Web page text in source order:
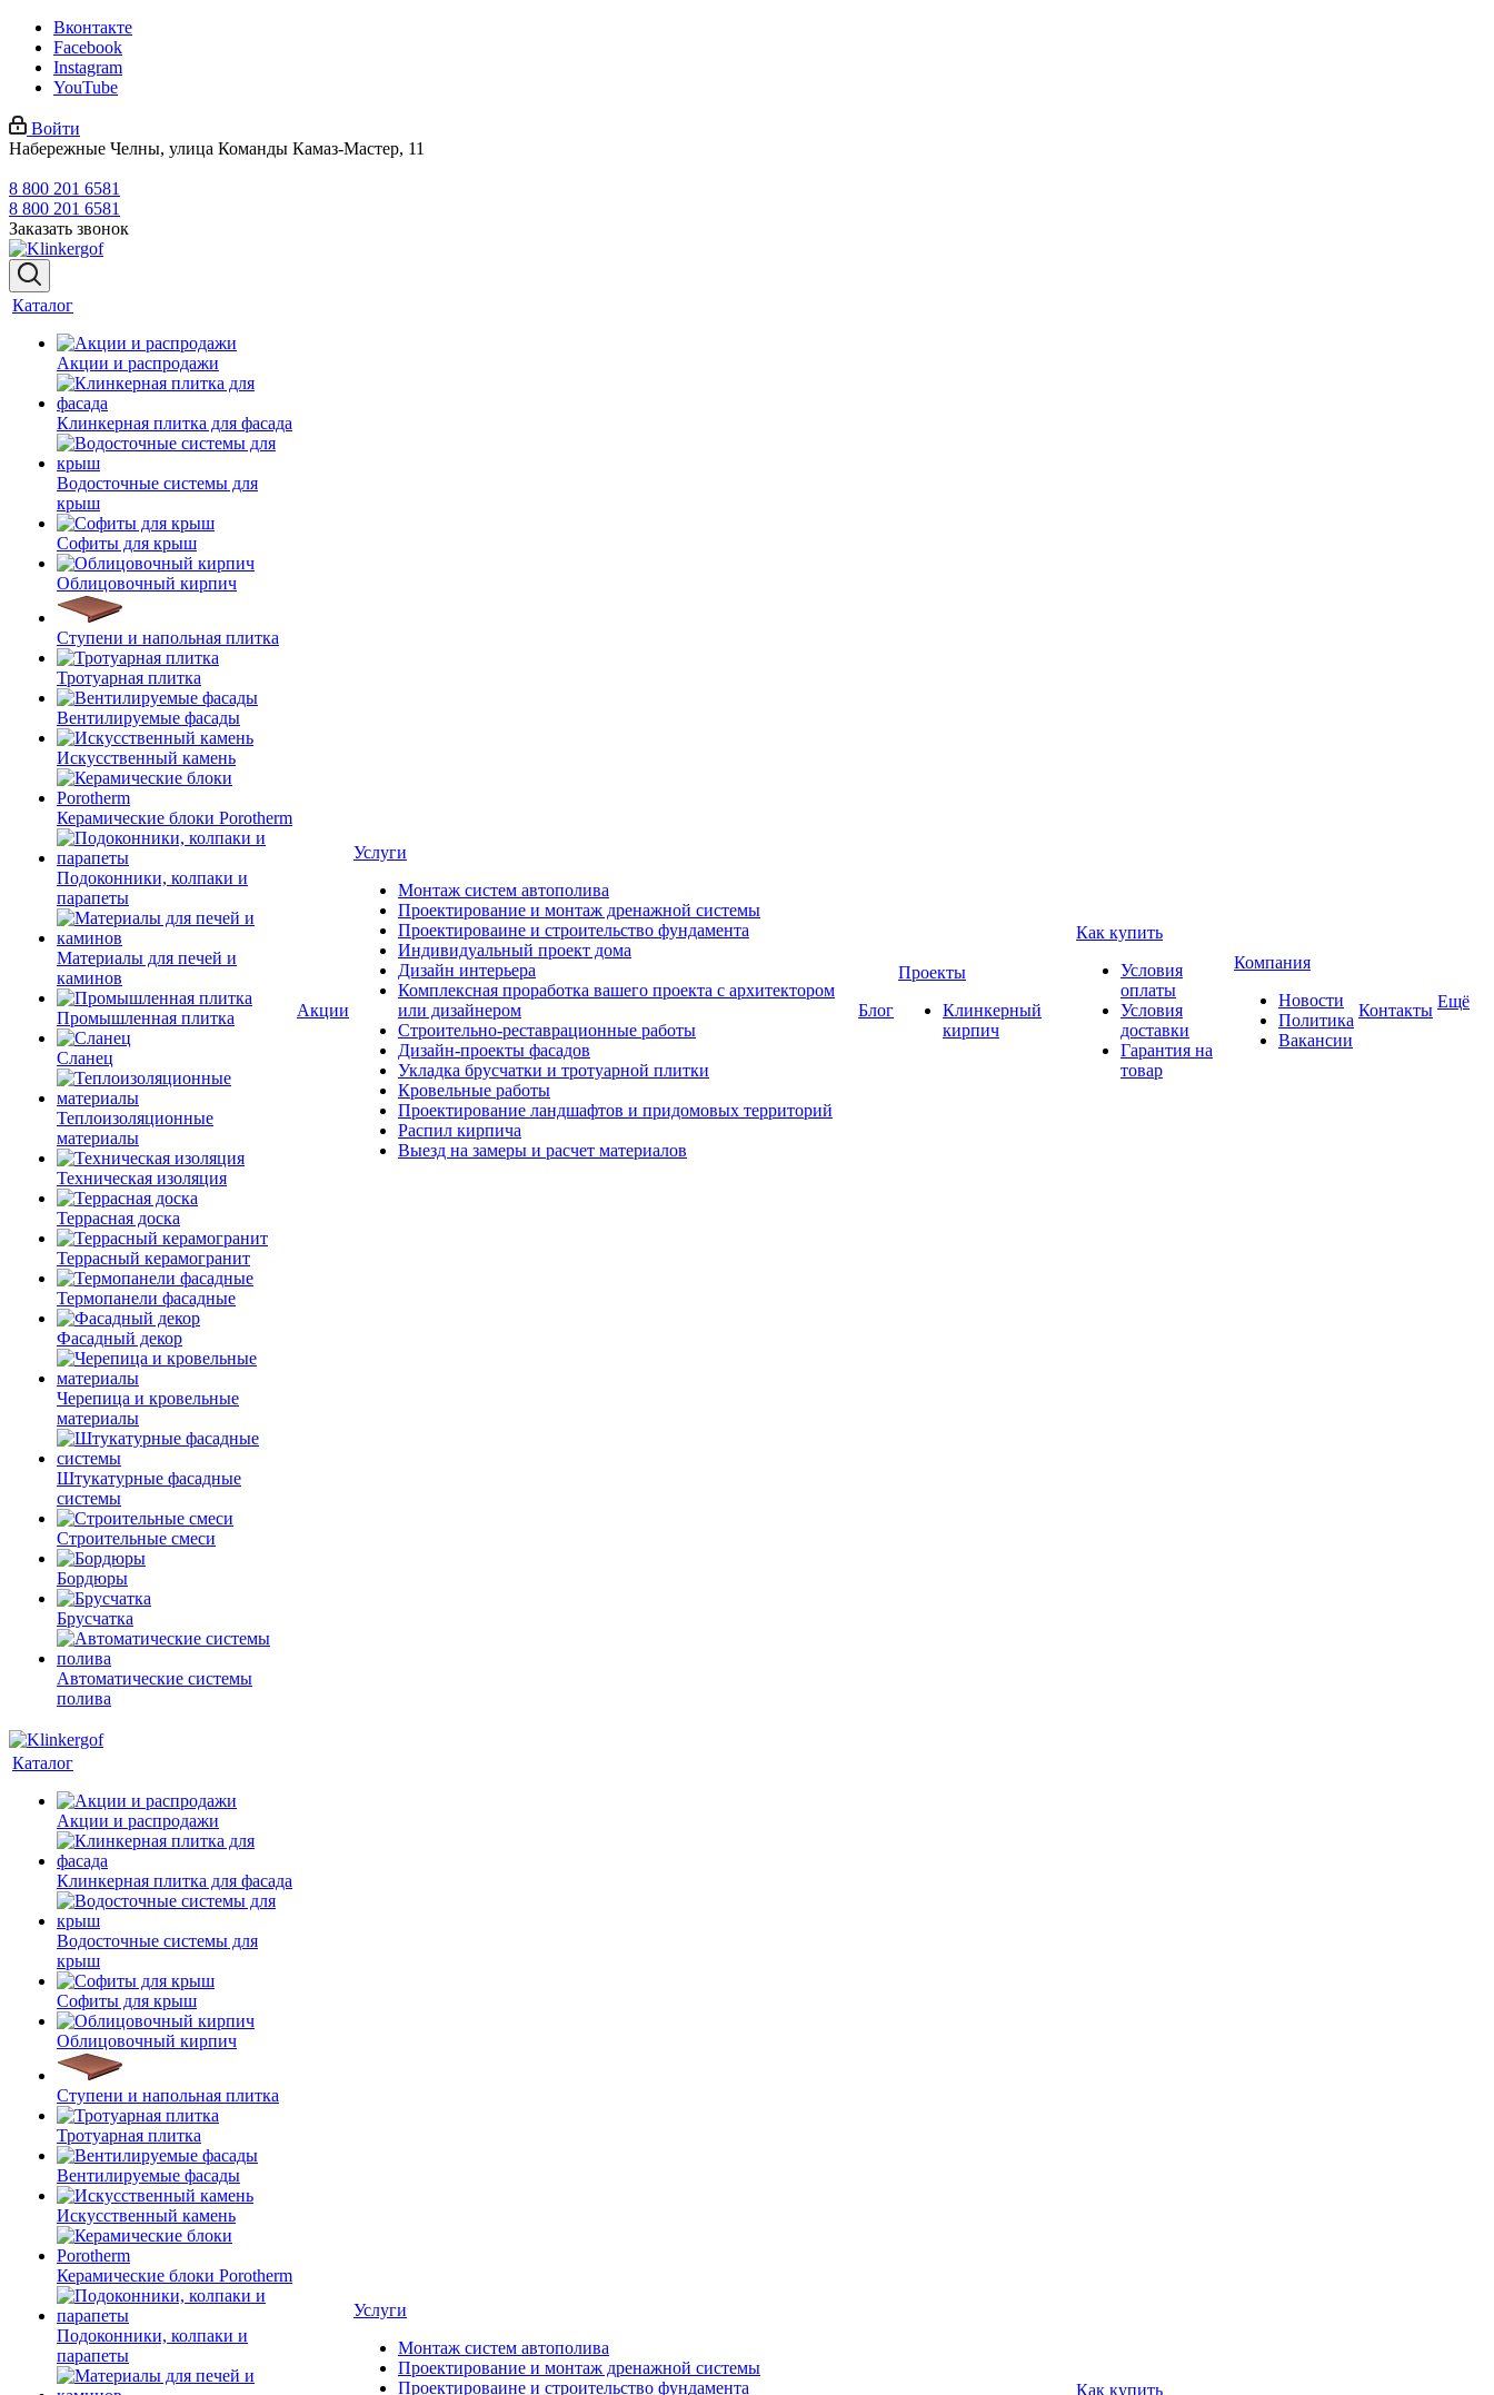
Вконтакте
Facebook
Instagram
YouTube
Войти
Набережные Челны, улица Команды Камаз-Мастер, 11
8 800 201 6581
8 800 201 6581
Заказать звонок
Каталог
Акции и распродажи
Клинкерная плитка для фасада
Водосточные системы для
крыш
Софиты для крыш
Облицовочный кирпич
Ступени и напольная плитка
Тротуарная плитка
Вентилируемые фасады
Искусственный камень
Керамические блоки Porotherm
Подоконники, колпаки и
парапеты
Материалы для печей и
каминов
Промышленная плитка
Сланец
Теплоизоляционные
материалы
Техническая изоляция
Террасная доска
Террасный керамогранит
Термопанели фасадные
Фасадный декор
Черепица и кровельные
материалы
Штукатурные фасадные
системы
Строительные смеси
Бордюры
Брусчатка
Автоматические системы
полива
Акции
Услуги
Монтаж систем автополива
Проектирование и монтаж дренажной системы
Проектироваине и строительство фундамента
Индивидуальный проект дома
Дизайн интерьера
Комплексная проработка вашего проекта с архитектором
или дизайнером
Строительно-реставрационные работы
Дизайн-проекты фасадов
Укладка брусчатки и тротуарной плитки
Кровельные работы
Проектирование ландшафтов и придомовых территорий
Распил кирпича
Выезд на замеры и расчет материалов
Блог
Проекты
Клинкерный
кирпич
Как купить
Условия
оплаты
Условия
доставки
Гарантия на
товар
Компания
Новости
Политика
Вакансии
Контакты Ещё
Каталог
Акции и распродажи
Клинкерная плитка для фасада
Водосточные системы для
крыш
Софиты для крыш
Облицовочный кирпич
Ступени и напольная плитка
Тротуарная плитка
Вентилируемые фасады
Искусственный камень
Керамические блоки Porotherm
Подоконники, колпаки и
парапеты
Услуги
Монтаж систем автополива
Проектирование и монтаж дренажной системы
Проектироваине и строительство фундамента
Как купить